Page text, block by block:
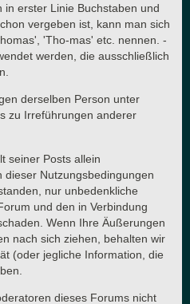
in erster Linie Buchstaben und
vergeben ist, kann man sich
'Tho-mas' etc. nennen. -
werden, die ausschließlich
derselben Person unter
zu Irreführungen anderer
seiner Posts allein
dieser Nutzungsbedingungen
nur unbedenkliche
und den in Verbindung
Wenn Ihre Äußerungen
nach sich ziehen, behalten wir
(oder jegliche Information, die
dieses Forums nicht